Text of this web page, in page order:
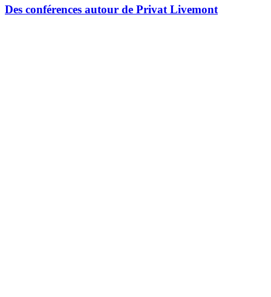
Des conférences autour de Privat Livemont